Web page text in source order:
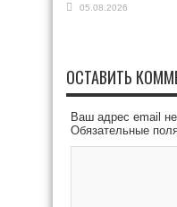
05.08.2026
ОСТАВИТЬ
Ваш адрес email
Обязательные